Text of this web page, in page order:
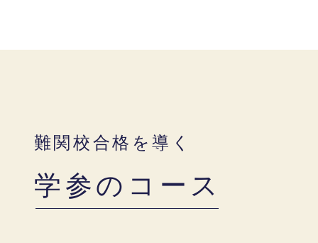
難関校合格を導く
学参のコース